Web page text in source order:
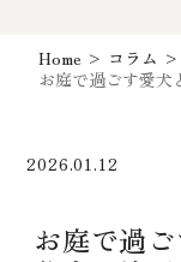
Home > コラム >
お庭で過ごす愛犬
2026.01.12
お庭で過